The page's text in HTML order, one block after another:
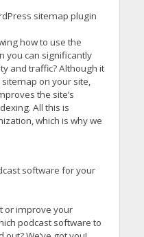
sitemap plugin
how to use the
you can significantly
and traffic? Although it
on your site,
the site’s
All this is
which is why we
software for your
or improve your
podcast software to